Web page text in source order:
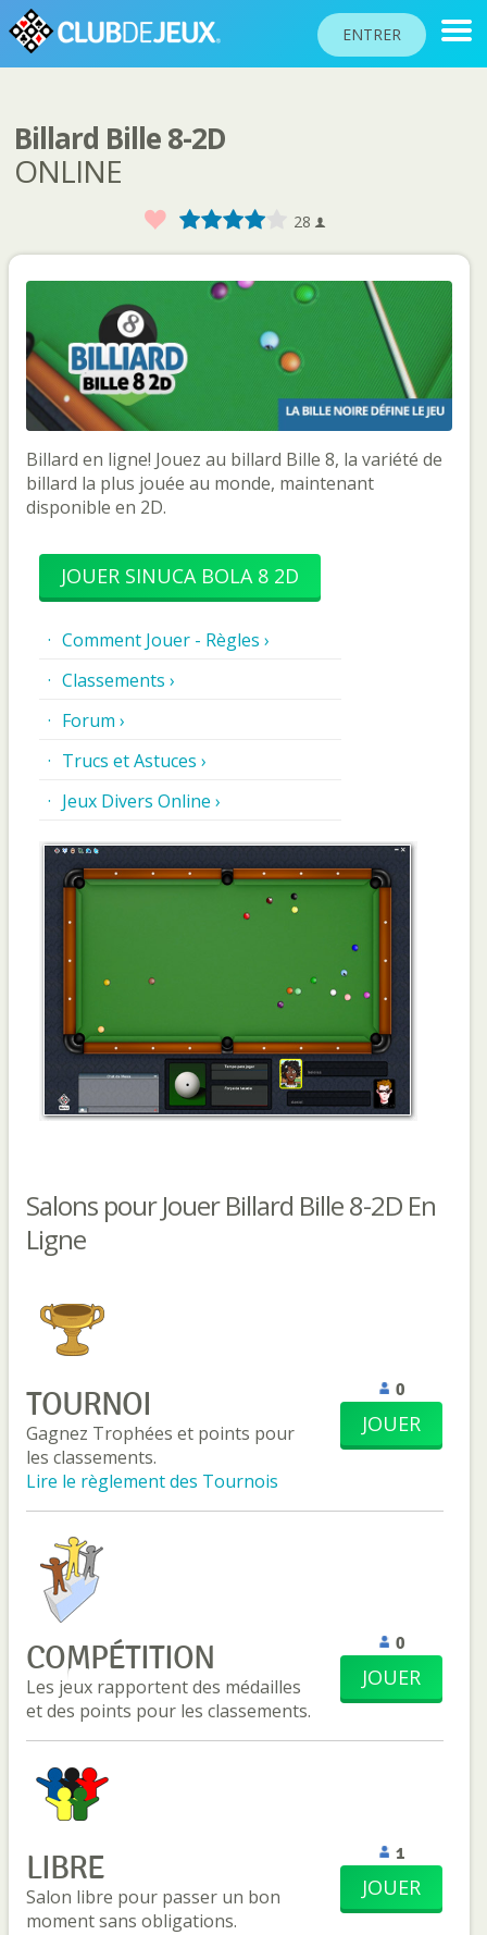
ENTRER
CLASSEMENTS
TOURNOIS
COMMUNAUTÉ
AIDE
PASSEPORT
JOUER
Langue du site
Billard Bille 8-2D
ONLINE
Favoris 5
3
2
1 28
Billard en ligne! Jouez au billard Bille 8, la variété de
billard la plus jouée au monde, maintenant
disponible en 2D.
JOUER SINUCA BOLA 8 2D
Comment Jouer - Règles ›
Classements ›
Forum ›
Trucs et Astuces ›
Jeux Divers Online ›
Salons pour Jouer Billard Bille 8-2D En
Ligne
TOURNOI
Gagnez Trophées et points pour
les classements.
Lire le règlement des Tournois
0
JOUER
COMPÉTITION
Les jeux rapportent des médailles
et des points pour les classements.
0
JOUER
LIBRE
Salon libre pour passer un bon
moment sans obligations.
1
JOUER